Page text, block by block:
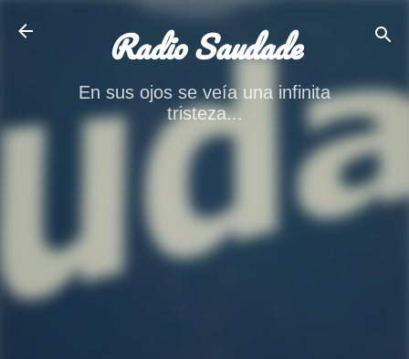
Radio Saudade
En sus ojos se veía una infinita
tristeza...